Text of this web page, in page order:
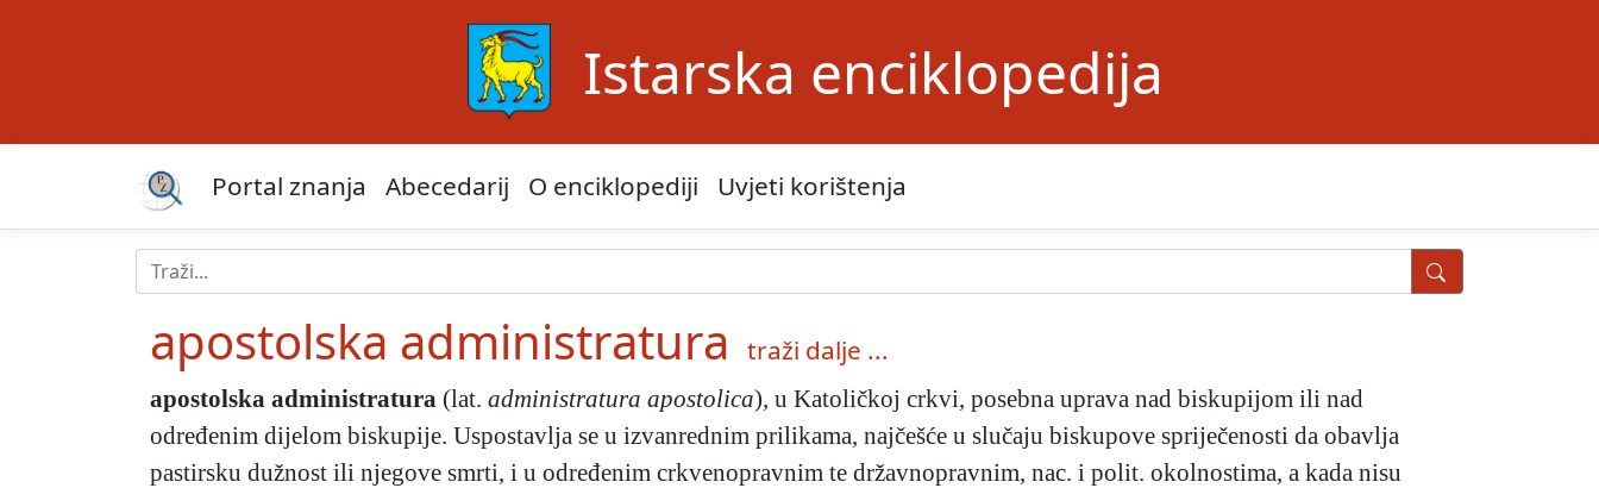
Istarska enciklopedija
Portal znanja Abecedarij O enciklopediji Uvjeti korištenja
apostolska administratura traži dalje ...
apostolska administratura (lat. administratura apostolica), u Katoličkoj crkvi, posebna uprava nad biskupijom ili nad
određenim dijelom biskupije. Uspostavlja se u izvanrednim prilikama, najčešće u slučaju biskupove spriječenosti da obavlja
pastirsku dužnost ili njegove smrti, i u određenim crkvenopravnim te državnopravnim, nac. i polit. okolnostima, a kada nisu